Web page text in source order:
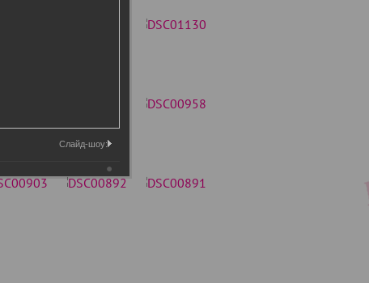
Слайд-шоу: